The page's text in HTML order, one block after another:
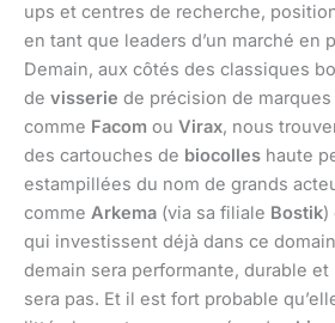
ups et centres de recherche,
en tant que leaders d’un marché en
Demain, aux côtés des classiques
de visserie de précision de marques
comme Facom ou Virax, nous
des cartouches de biocolles haute
estampillées du nom de grands
comme Arkema (via sa filiale Bostik)
qui investissent déjà dans ce
demain sera performante, durable
sera pas. Et il est fort probable